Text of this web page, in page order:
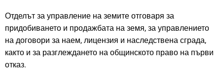
Отделът за управление на земите отговаря за
придобиването и продажбата на земя, за управлението
на договори за наем, лицензия и наследствена сграда,
както и за разглеждането на общинското право на първи
отказ.